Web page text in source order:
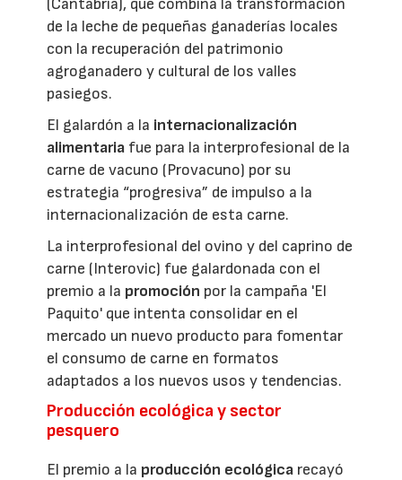
(Cantabria), que combina la transformación
de la leche de pequeñas ganaderías locales
con la recuperación del patrimonio
agroganadero y cultural de los valles
pasiegos.
El galardón a la internacionalización
alimentaria fue para la interprofesional de la
carne de vacuno (Provacuno) por su
estrategia “progresiva” de impulso a la
internacionalización de esta carne.
La interprofesional del ovino y del caprino de
carne (Interovic) fue galardonada con el
premio a la promoción por la campaña 'El
Paquito' que intenta consolidar en el
mercado un nuevo producto para fomentar
el consumo de carne en formatos
adaptados a los nuevos usos y tendencias.
Producción ecológica y sector
pesquero
El premio a la producción ecológica recayó